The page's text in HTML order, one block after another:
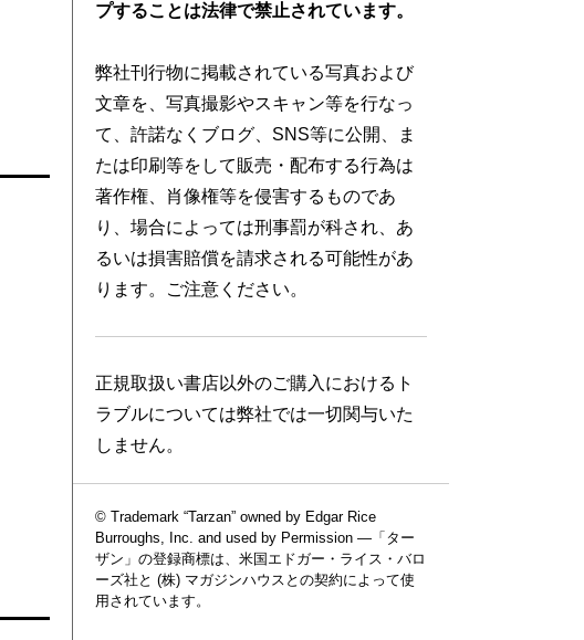
プすることは法律で禁止されています。
弊社刊行物に掲載されている写真および
文章を、写真撮影やスキャン等を行なっ
て、許諾なくブログ、SNS等に公開、ま
たは印刷等をして販売・配布する行為は
著作権、肖像権等を侵害するものであ
り、場合によっては刑事罰が科され、あ
るいは損害賠償を請求される可能性があ
ります。ご注意ください。
正規取扱い書店以外のご購入におけるト
ラブルについては弊社では一切関与いた
しません。
© Trademark “Tarzan” owned by Edgar Rice
Burroughs, Inc. and used by Permission —「ター
ザン」の登録商標は、米国エドガー・ライス・バロ
ーズ社と (株) マガジンハウスとの契約によって使
用されています。